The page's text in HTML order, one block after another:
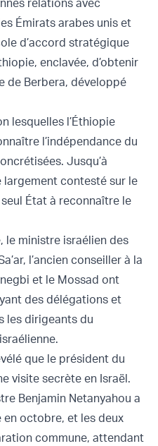
relations avec
Émirats arabes unis et
d’accord stratégique
enclavée, d’obtenir
de Berbera, développé
lesquelles l’Éthiopie
l’indépendance du
Jusqu’à
contesté sur le
État à reconnaître le
le ministre israélien des
l’ancien conseiller à la
et le Mossad ont
des délégations et
les dirigeants du
que le président du
visite secrète en Israël.
Benjamin Netanyahou a
octobre, et les deux
commune, attendant